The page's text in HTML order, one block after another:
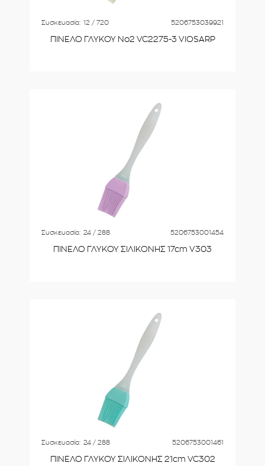
Συσκευασία: 12 / 720 5206753039921
ΠΙΝΕΛΟ ΓΛΥΚΟΥ Νο2 VC2275-3 VIOSARP
Συσκευασία: 24 / 288 5206753001454
ΠΙΝΕΛΟ ΓΛΥΚΟΥ ΣΙΛΙΚΟΝΗΣ 17cm V303
Συσκευασία: 24 / 288 5206753001461
ΠΙΝΕΛΟ ΓΛΥΚΟΥ ΣΙΛΙΚΟΝΗΣ 21cm VC302